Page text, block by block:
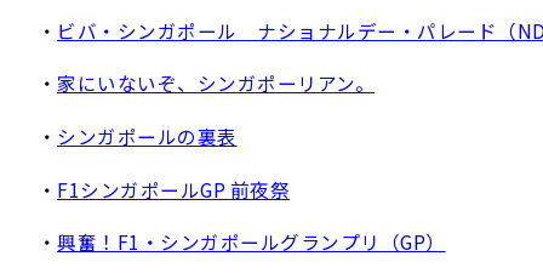
・ ビバ・シンガポール ナショナルデー・パレード（
・家にいないぞ、シンガポーリアン。
・ シンガポールの裏表
・ F1シンガポールGP 前夜祭
・興奮！F1・シンガポールグランプリ（GP）